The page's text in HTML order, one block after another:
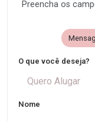
Preencha os
O que você deseja?
Quero Alugar
Nome